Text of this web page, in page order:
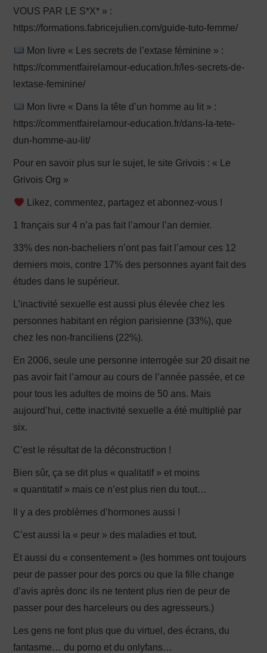
VOUS PAR LE S*X* » :
https://formations.fabricejulien.com/guide-tuto-femme/
Mon livre « Les secrets de l’extase féminine » :
https://commentfairelamour-education.fr/les-secrets-de-
lextase-feminine/
Mon livre « Dans la tête d’un homme au lit » :
https://commentfairelamour-education.fr/dans-la-tete-
dun-homme-au-lit/
Pour en savoir plus sur le sujet, le site Grivois : « Le
Grivois Org »
Likez, commentez, partagez et abonnez-vous !
1 français sur 4 n’a pas fait l’amour l’an dernier.
33% des non-bacheliers n’ont pas fait l’amour ces 12
derniers mois, contre 17% des personnes ayant fait des
études dans le supérieur.
L’inactivité sexuelle est aussi plus élevée chez les
personnes habitant en région parisienne (33%), que
chez les non-franciliens (22%).
En 2006, seule une personne interrogée sur 20 disait ne
pas avoir fait l’amour au cours de l’année passée, et ce
pour tous les adultes de moins de 50 ans. Mais
aujourd’hui, cette inactivité sexuelle a été multiplié par
six.
C’est le résultat de la déconstruction !
Bien sûr, ça se dit plus « qualitatif » et moins
« quantitatif » mais ce n’est plus rien du tout…
Il y a des problèmes d’hormones aussi !
C’est aussi la « peur » des maladies et tout.
Et aussi du « consentement » (les hommes ont toujours
peur de passer pour des porcs ou que la fille change
d’avis après donc ils ne tentent plus rien de peur de
passer pour des harceleurs ou des agresseurs.)
Les gens ne font plus que du virtuel, des écrans, du
fantasme… du porno et du onlyfans…